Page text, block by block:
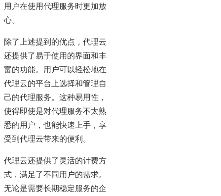
用户在使用代理服务时更加放
心。
除了上述提到的优点，代理云
还提供了易于使用的界面和丰
富的功能。用户可以轻松地在
代理云的平台上选择和管理自
己的代理服务。这种易用性，
使得即使是对代理服务不太熟
悉的用户，也能快速上手，享
受到代理云带来的便利。
代理云还提供了灵活的计费方
式，满足了不同用户的需求。
无论是需要长期稳定服务的企